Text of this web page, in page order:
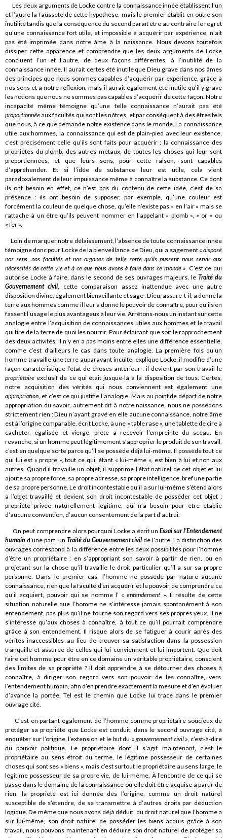
Les deux arguments de Locke contre la connaissance innée établissent l’un
et l’autre la fausseté de cette hypothèse, mais le premier établit en outre son
inutilité tandis que la conséquence du second paraît être au contraire le regret
qu’une connaissance fort utile, et impossible à acquérir par expérience, n’ait
pas été imprimée dans notre âme à la naissance. Nous devons toutefois
dissiper cette apparence et comprendre que les deux arguments de Locke
concluent l’un et l’autre, de deux façons différentes, à l’inutilité de la
connaissance innée. Il aurait certes été inutile que Dieu grave dans nos âmes
des principes que nous sommes capables d’acquérir par expérience, grâce à
nos sens et à notre réflexion, mais il aurait également été inutile qu’il y grave
les notions que nous ne sommes pas capables d’acquérir de cette façon. Notre
incapacité même témoigne qu’une telle connaissance n’aurait pas été
proportionnée aux facultés qui sont les nôtres, et par conséquent à des êtres tels
que nous, à ce que demande notre existence dans le monde. La connaissance
utile aux hommes, la connaissance qui est de plain-pied avec leur existence,
c’est précisément celle qu’ils sont faits pour acquérir : la connaissance des
propriétés du plomb, des autres métaux, de toutes les choses qui leur sont
proportionnées, et que leurs sens, pour cette raison, sont capables
d’appréhender. Et si l’idée de substance leur est utile, cela vient
paradoxalement de leur impuissance même à connaître la substance. Ce dont
ils ont besoin en effet, ce n’est pas du contenu de cette idée, c’est de sa
présence : ils ont besoin de supposer, par exemple, qu’une couleur est
forcément la couleur de quelque chose, qu’elle n’existe pas « en l’air » mais se
rattache à un être qu’ils peuvent nommer en l’appelant « plomb », « or » ou
« fer ».
Loin de marquer notre délaissement, l’absence de toute connaissance innée
témoigne donc pour Locke de la bienveillance de Dieu, qui a sagement « disposé
nos sens, nos facultés et nos organes de telle sorte qu’ils pussent nous servir aux
nécessités de cette vie et à ce que nous avons à faire dans ce monde». C’est ce qui
autorise Locke à faire, dans le second de ses ouvrages majeurs, leTraité du
Gouvernement civil, cette comparaison assez inattendue avec une autre
disposition divine, également bienveillante et sage : Dieu, assure-t-il, a donné la
terre aux hommes comme il leur a donné le pouvoir de connaître, pour qu’ils en
fassent l’usage le plus avantageux à leur vie. Arrêtons-nous un instant sur cette
analogie entre l’acquisition de connaissances utiles aux hommes et le travail
qui tire de la terre de quoi les nourrir. Pour éclairant que soit le rapprochement
des deux activités, il n’y en a pas moins entre elles une différence essentielle,
comme c’est d’ailleurs le cas dans toute analogie. La première fois qu’un
homme travaille une terre auparavant inculte, explique Locke, il modifie d’une
façon caractéristique l’état de choses antérieur : il devient par son travail le
propriétaire exclusif de ce qui était jusque-là à la disposition de tous. Certes,
notre acquisition des vérités qui nous conviennent est également une
appropriation, et c’est ce qui justifie l’analogie. Mais au point de départ de notre
appropriation du savoir, autrement dit à notre naissance, nous ne possédons
strictement rien : Dieu n’ayant gravé en elle aucune connaissance, notre âme
est à l’origine comparable, écrit Locke, à une « table rase », une tablette de cire à
cacheter, égalisée et vierge, prête à recevoir l’empreinte du sceau. En
revanche, si un homme peut légitimement s’approprier le produit de son travail,
c’est en quelque sorte parce qu’il se possède déjà lui-même. Il possède tout ce
qui lui est « propre », tout ce qui, étant « lui-même », est bien à lui et non aux
autres. Quand il travaille un objet, il supprime l’état naturel de cet objet et lui
ajoute sa propre force, sa propre adresse, sa propre intelligence, bref une partie
de sa propre personne. Le droit incontestable qu’il a sur lui-même s’étend alors
à l’objet travaillé et devient son droit incontestable de posséder cet objet :
propriété privée naturellement légitime, qui n’a besoin pour être établie
d’aucune convention, d’aucun consentement de la part d’autrui.
On peut comprendre alors pourquoi Locke a écrit unEssai sur l’Entendement
humain d’une part, un Traité du Gouvernement civil de l’autre. La distinction des
ouvrages correspond à la différence entre les deux possibilités pour l’homme
d’être un propriétaire : en s’appropriant son savoir à partir de rien, ou en
projetant sur la chose qu’il travaille le droit particulier qu’il a sur sa propre
personne. Dans le premier cas, l’homme ne possède par nature aucune
connaissance, rien que la faculté d’en acquérir et le pouvoir de comprendre ce
qu’il acquiert, pouvoir qui se nomme l’ «entendement». Il résulte de cette
situation naturelle que l’homme ne s’intéresse jamais spontanément à son
entendement, pas plus qu’il ne tourne son regard vers ses propres yeux. Il ne
s’intéresse qu’aux choses à connaître, à tout ce qu’il pourrait comprendre
grâce à son entendement. Il risque alors de se fatiguer à courir après des
vérités inaccessibles au lieu de trouver sa satisfaction dans la possession
tranquille et assurée de celles qui lui conviennent et lui importent. Que doit
faire cet homme pour être en ce domaine un véritable propriétaire, conscient
des limites de sa propriété ? Il doit apprendre à se détourner des choses à
connaître, à diriger son regard vers son pouvoir de les connaître, vers
l’entendement humain, afin d’en prendre exactement la mesure et d’en évaluer
d’avance la portée. Tel est le chemin que Locke lui trace dans le premier
ouvrage cité.
C’est en partant également de l’homme comme propriétaire soucieux de
protéger sa propriété que Locke est conduit, dans le second ouvrage cité, à
enquêter sur l’origine, l’extension et le but du « gouvernement civil», c’est-à-dire
du pouvoir politique. Le propriétaire dont il s’agit maintenant, c’est le
propriétaire au sens étroit du terme, le légitime possesseur de certaines
choses qui sont ses « biens », mais c’est surtout le propriétaire au sens large, le
légitime possesseur de sa propre vie, de lui-même. À l’encontre de ce qui se
passe dans le domaine de la connaissance où elle doit être acquise à partir de
rien, la propriété est ici donnée dès l’origine, comme un droit naturel
susceptible de s’étendre, de se transmettre à d’autres droits par déduction
logique. De même que nous avons déjà déduit, du droit naturel que l’homme a
sur lui-même, son droit naturel de posséder les biens acquis grâce à son
travail, nous pouvons maintenant en déduire son droit naturel de protéger sa